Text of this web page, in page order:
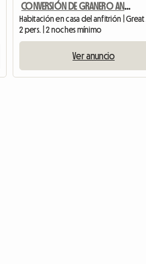
CONVERSIÓN DE GRANERO ANEXO AUTÓNOMO DE UNA HABITACIÓN
2 pers. | 2 noches mínimo
Ver anuncio